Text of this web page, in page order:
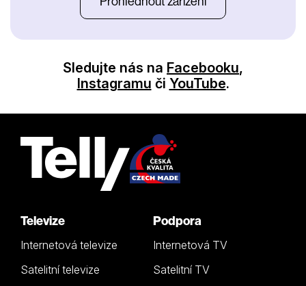
Sledujte nás na Facebooku,
Instagramu či YouTube.
Televize
Internetová televize
Satelitní televize
Podpora
Internetová TV
Satelitní TV